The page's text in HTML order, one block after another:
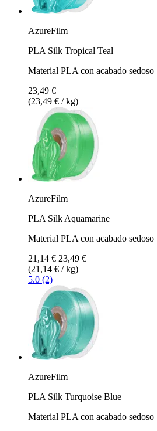
AzureFilm
PLA Silk Tropical Teal
Material PLA con acabado sedoso
23,49 €
(23,49 € / kg)
AzureFilm
PLA Silk Aquamarine
Material PLA con acabado sedoso
21,14 € 23,49 €
(21,14 € / kg)
5.0 (2)
AzureFilm
PLA Silk Turquoise Blue
Material PLA con acabado sedoso